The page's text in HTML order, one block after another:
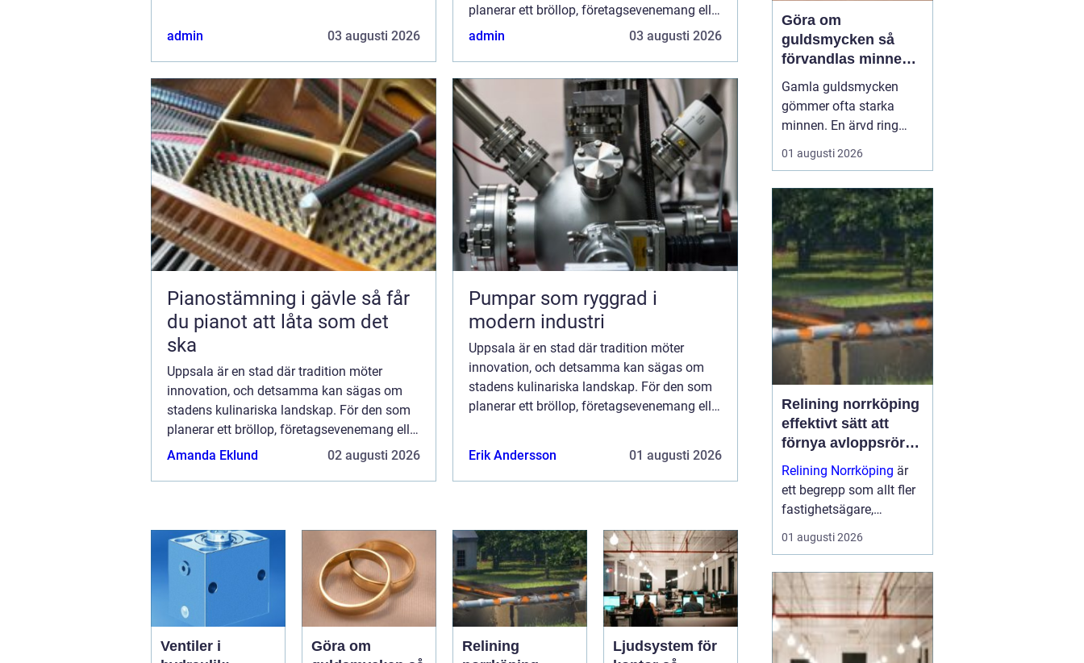
admin 03 augusti 2026
planerar ett bröllop, företagsevenemang eller
en stor grillfest, erbjuder cateringbranschen
admin 03 augusti 2026
Pianostämning i gävle så får
du pianot att låta som det
ska
Uppsala är en stad där tradition möter
innovation, och detsamma kan sägas om
stadens kulinariska landskap. För den som
planerar ett bröllop, företagsevenemang eller
en stor grillfest, erbjuder cateringbranschen
Amanda Eklund 02 augusti 2026
Pumpar som ryggrad i
modern industri
Uppsala är en stad där tradition möter
innovation, och detsamma kan sägas om
stadens kulinariska landskap. För den som
planerar ett bröllop, företagsevenemang eller
Erik Andersson 01 augusti 2026
Ventiler i
Göra om
Relining
Ljudsystem för
Göra om
guldsmycken så
förvandlas minnen
till nya favoriter
Gamla guldsmycken
gömmer ofta starka
minnen. En ärvd ring
som inte passar, ett
armband som gått
som inte längre
används. I stället för att
låta smyckena ligga
längst bak i
smyckeskrinet kan en
guldsmed förvandla
dem till nå...
01 augusti 2026
Relining norrköping
effektivt sätt att
förnya avloppsrör
utan stambyte
Relining Norrköping är
ett begrepp som allt fler
fastighetsägare,
bostadsrättsföreningar
och villaägare i området
för. Metoden gör det
möjligt att förlänga
livslängden på gam...
01 augusti 2026